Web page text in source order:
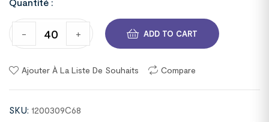
- + ADD TO CART
Ajouter À La Liste De Souhaits Compare
SKU: 1200309C68